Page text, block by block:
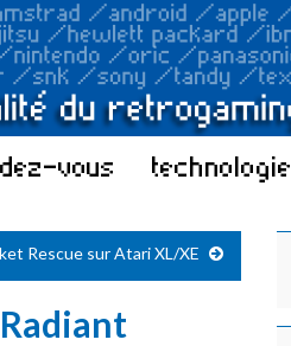
vous technologie
Rescue sur Atari XL/XE